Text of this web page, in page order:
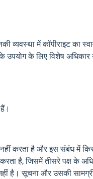
व्यवस्था में कॉपीराइट का
उपयोग के लिए विशेष
नहीं करता है और इस संबंध में
करता है, जिसमें तीसरे पक्ष के
नहीं है। सूचना और उसकी